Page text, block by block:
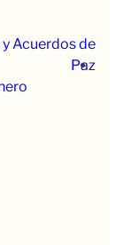
Acuerdos de
Paz